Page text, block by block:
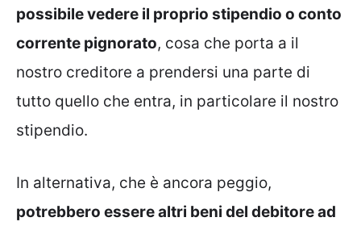
possibile vedere il proprio stipendio o conto
corrente pignorato, cosa che porta a il
nostro creditore a prendersi una parte di
tutto quello che entra, in particolare il nostro
stipendio.
In alternativa, che è ancora peggio,
potrebbero essere altri beni del debitore ad